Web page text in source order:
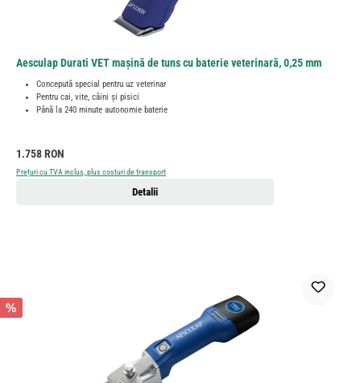
Aesculap Durati VET mașină de tuns cu baterie veterinară, 0,25 mm
Concepută special pentru uz veterinar
Pentru cai, vite, câini și pisici
Până la 240 minute autonomie baterie
Preț obișnuit:
1.758 RON
Prețuri cu TVA inclus, plus costuri de transport
Detalii
%